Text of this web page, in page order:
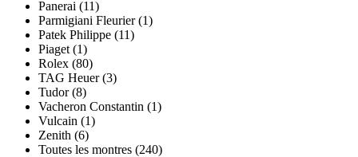
Panerai (11)
Parmigiani Fleurier (1)
Patek Philippe (11)
Piaget (1)
Rolex (80)
TAG Heuer (3)
Tudor (8)
Vacheron Constantin (1)
Vulcain (1)
Zenith (6)
Toutes les montres (240)